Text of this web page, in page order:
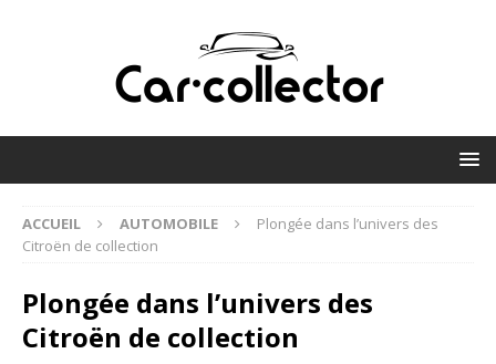
ACCUEIL AUTOMOBILE
Plongée dans l’univers des
Citroën de collection
Plongée dans l’univers des
Citroën de collection